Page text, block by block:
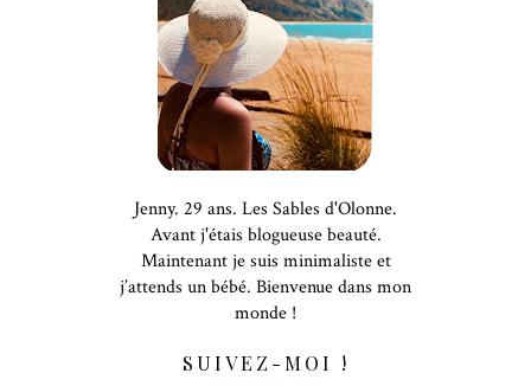
Jenny. 29 ans. Les Sables d'Olonne.
Avant j'étais blogueuse beauté.
Maintenant je suis minimaliste et
j’attends un bébé. Bienvenue dans mon
monde !
SUIVEZ-MOI !